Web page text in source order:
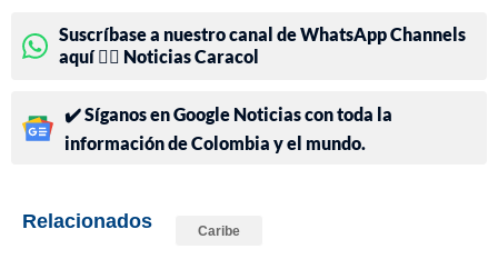
Suscríbase a nuestro canal de WhatsApp Channels
aquí 👉🏻 Noticias Caracol
✔️ Síganos en Google Noticias con toda la
información de Colombia y el mundo.
Relacionados Caribe